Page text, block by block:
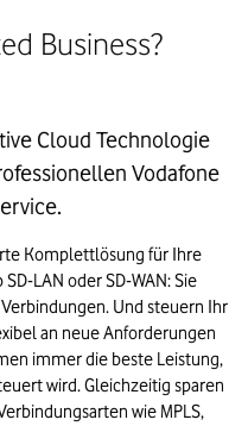
Business?
Cloud Technologie
Vodafone
Komplettlösung für Ihre
LAN oder SD-WAN: Sie
Und steuern Ihr
an neue Anforderungen
immer die beste Leistung,
wird. Gleichzeitig sparen
wie MPLS,